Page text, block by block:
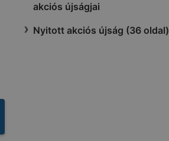
akciós újságjai
Nyitott akciós újság (36 oldal)